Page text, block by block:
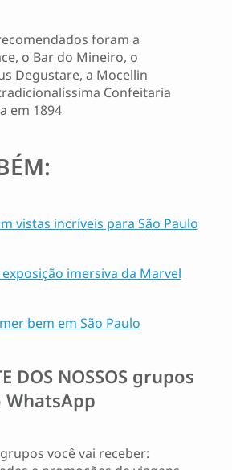
foram a
o Bar do Mineiro, o
Degustare, a Mocellin
Confeitaria
em 1894
vistas incríveis para São Paulo
imersiva da Marvel
bem em São Paulo
DOS NOSSOS grupos
você vai receber: